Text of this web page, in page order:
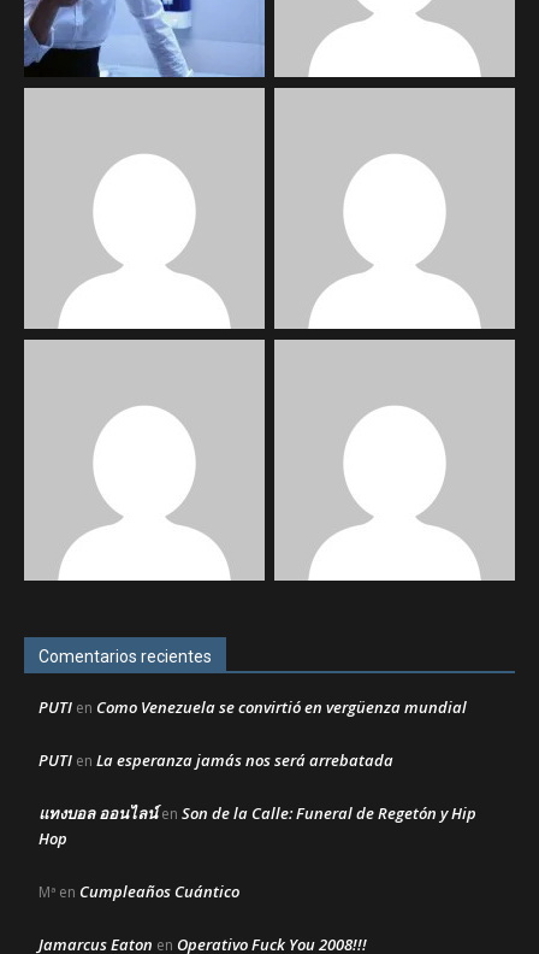
Comentarios recientes
PUTI en Como Venezuela se convirtió en vergüenza mundial
PUTI en La esperanza jamás nos será arrebatada
แทงบอล ออนไลน์en Son de la Calle: Funeral de Regetón y Hip
Hop
Mª en Cumpleaños Cuántico
Jamarcus Eaton en Operativo Fuck You 2008!!!